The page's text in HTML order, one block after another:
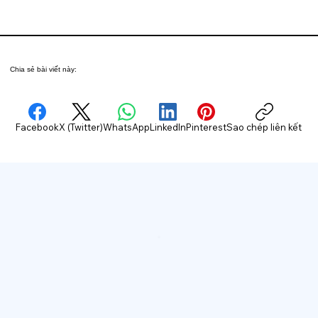
Chia sẻ bài viết này:
FacebookX (Twitter)WhatsAppLinkedInPinterestSao chép liên kết